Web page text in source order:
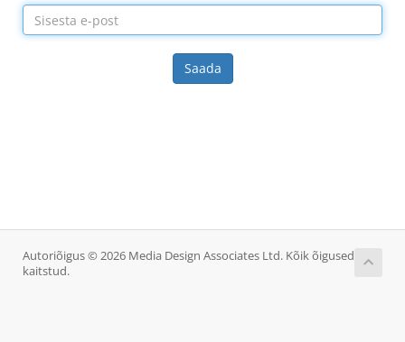
Saada
Autoriõigus © 2026 Media Design Associates Ltd. Kõik õigused
kaitstud.